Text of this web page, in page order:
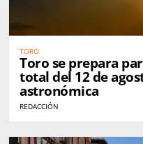
TORO
Toro se prepara
total del 12 de
astronómica
REDACCIÓN